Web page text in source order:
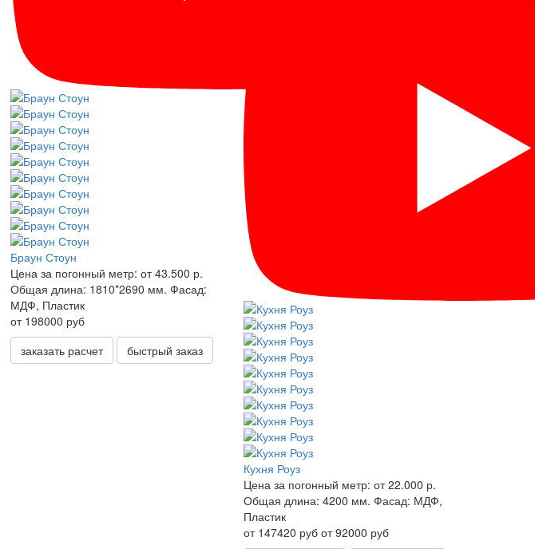
Браун Стоун
Цена за погонный метр: от 43.500 р.
Общая длина: 1810*2690 мм. Фасад:
МДФ, Пластик
от 198000 руб
заказать расчет
быстрый заказ
Кухня Роуз
Цена за погонный метр: от 22.000 р.
Общая длина: 4200 мм. Фасад: МДФ,
Пластик
от 147420 руб от 92000 руб